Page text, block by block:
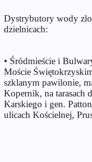
Dystrybutory wody
dzielnicach:
• Śródmieście i
Moście
szklanym pawilonie,
Kopernik, na tarasach
Karskiego i gen.
ulicach Kościelnej,